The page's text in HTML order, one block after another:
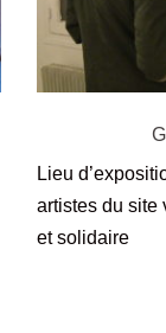
Lieu
artistes du site
et solidaire